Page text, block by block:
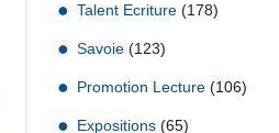
Talent Ecriture (178)
Savoie (123)
Promotion Lecture (106)
Expositions (65)